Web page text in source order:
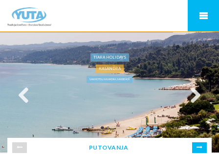
TIARA HOLIDAYS
KASANDRA
SANI HOTELI, KASANDRA, SANI BEACH
PUTOVANJA